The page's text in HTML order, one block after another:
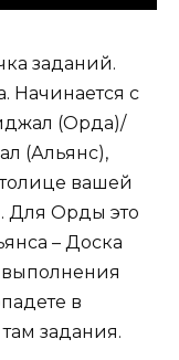
заданий.
Начинается с
(Орда)/
(Альянс),
вашей
Для Орды это
– Доска
в
задания.